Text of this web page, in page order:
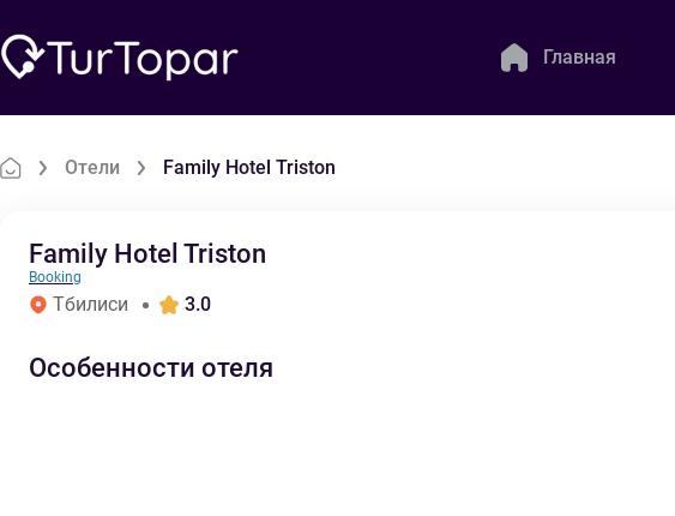
Главная
Отели Family Hotel Triston
Family Hotel Triston
Booking
Тбилиси 3.0
Особенности отеля